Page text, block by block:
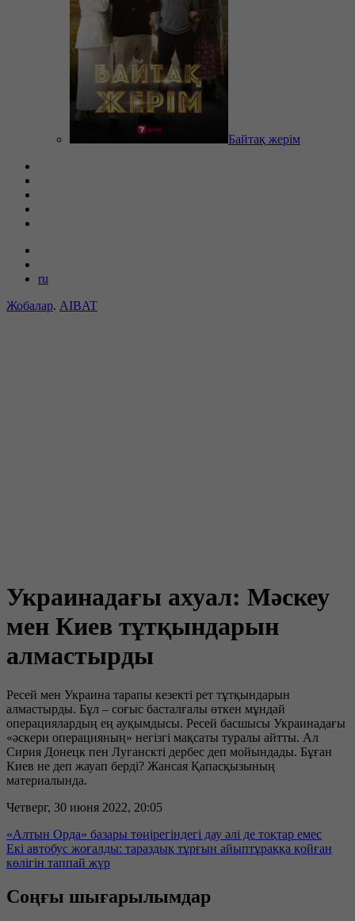
Байтақ жерім
ru
Жобалар. AIBAT
Украинадағы ахуал: Мәскеу
мен Киев тұтқындарын
алмастырды
Ресей мен Украина тарапы кезекті рет тұтқындарын
алмастырды. Бұл – соғыс басталғалы өткен мұндай
операциялардың ең ауқымдысы. Ресей басшысы Украинадағы
«әскери операцияның» негізгі мақсаты туралы айтты. Ал
Сирия Донецк пен Луганскті дербес деп мойындады. Бұған
Киев не деп жауап берді? Жансая Қапасқызының
материалында.
Четверг, 30 июня 2022, 20:05
«Алтын Орда» базары төңірегіндегі дау әлі де тоқтар емес
Екі автобус жоғалды: тараздық тұрғын айыптұраққа қойған
көлігін таппай жүр
Соңғы шығарылымдар